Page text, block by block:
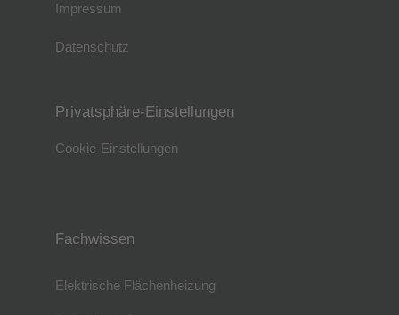
Impressum
Datenschutz
Privatsphäre-Einstellungen
Cookie-Einstellungen
Fachwissen
Elektrische Flächenheizung